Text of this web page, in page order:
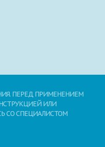
ПЕРЕД ПРИМЕНЕНИЕМ
ИЛИ
СО СПЕЦИАЛИСТОМ